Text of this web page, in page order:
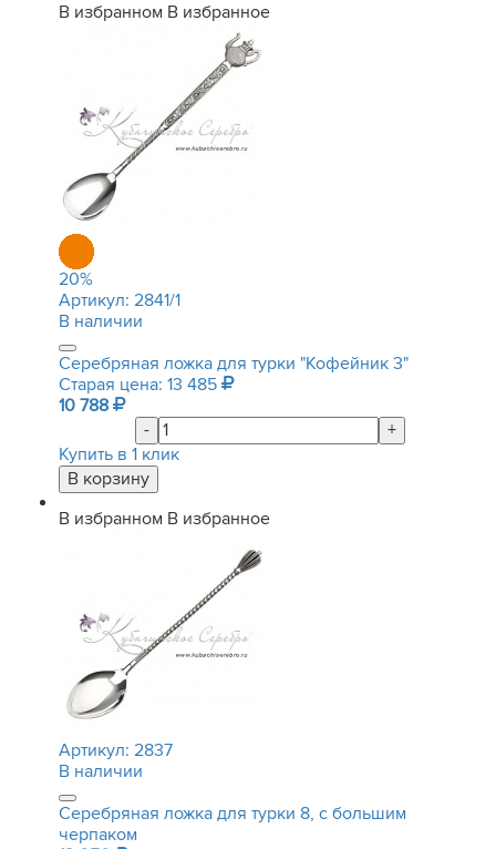
В избранном В избранное
20%
Артикул: 2841/1
В наличии
Серебряная ложка для турки "Кофейник 3"
Старая цена: 13 485
10 788
-
+
Купить в 1 клик
В избранном В избранное
Артикул: 2837
В наличии
Серебряная ложка для турки 8, с большим
черпаком